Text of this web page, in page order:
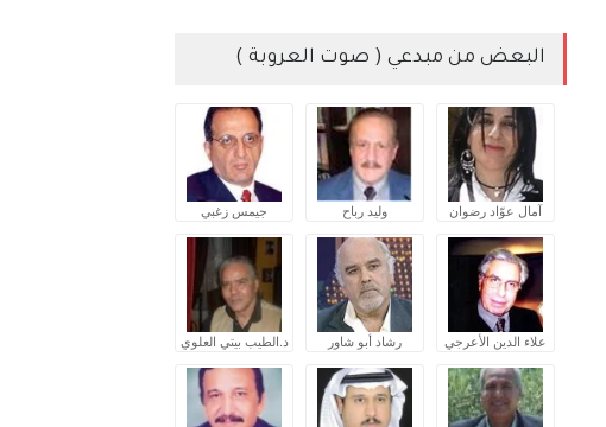
البعض من مبدعي ( صوت العروبة )
آمال عوّاد رضوان وليد رباح جيمس زغبي
علاء الدين الأعرجي رشاد أبو شاور د.الطيب بيتي العلوي